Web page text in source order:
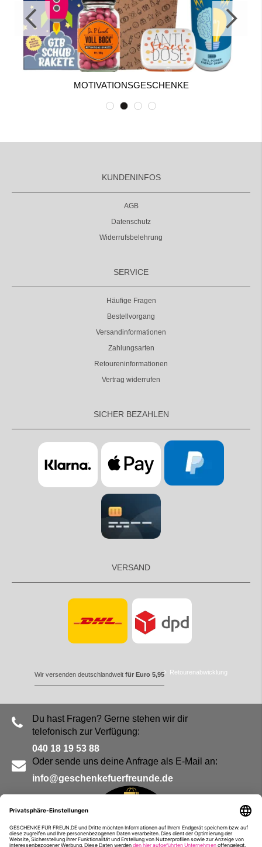
MOTIVATIONSGESCHENKE
KUNDENINFOS
AGB
Datenschutz
Widerrufsbelehrung
SERVICE
Häufige Fragen
Bestellvorgang
Versandinformationen
Zahlungsarten
Retoureninformationen
Vertrag widerrufen
SICHER BEZAHLEN
VERSAND
Wir versenden deutschlandweit für Euro 5,95 Retourenabwicklung
Du hast Fragen? Gerne stehen wir dir
telefonisch zur Verfügung:
040 18 19 53 88
Oder sende uns deine Anfrage als E-Mail an:
info@geschenkefuerfreunde.de